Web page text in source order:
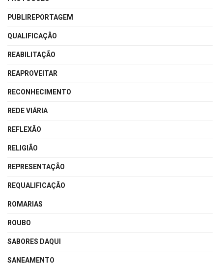
PUBLIREPORTAGEM
QUALIFICAÇÃO
REABILITAÇÃO
REAPROVEITAR
RECONHECIMENTO
REDE VIÁRIA
REFLEXÃO
RELIGIÃO
REPRESENTAÇÃO
REQUALIFICAÇÃO
ROMARIAS
ROUBO
SABORES DAQUI
SANEAMENTO